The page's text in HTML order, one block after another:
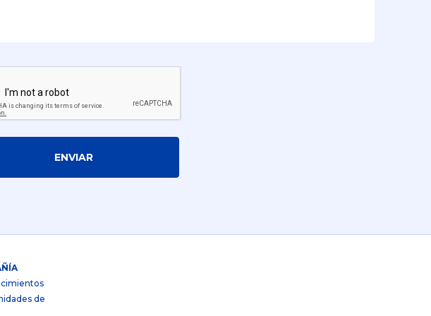
ENVIAR
de